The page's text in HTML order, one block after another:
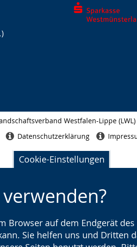
Cookie-Einstellungen
Browser auf dem Endgerät
Sie helfen uns und Dritten
Westfalen-Lippe (LWL)
Datenschutzerklärung